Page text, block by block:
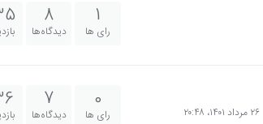
1
رای ها
8
دیدگاه‌ها
۲۶ مرداد ۱۴۰۱،‏ ۲۰:۴۸
0
رای ها
7
دیدگاه‌ها